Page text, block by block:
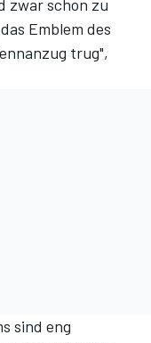
zwar schon zu
Emblem des
trug",
sind eng